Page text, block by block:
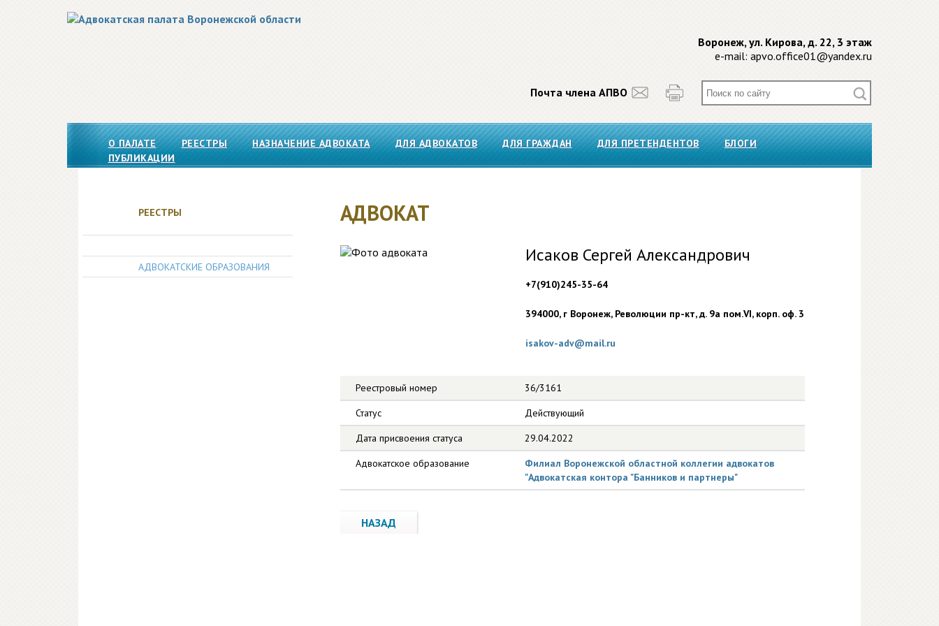
Воронеж, ул. Кирова, д. 22, 3 этаж
e-mail: apvo.office01@yandex.ru
Почта члена АПВО
О ПАЛАТЕ РЕЕСТРЫ НАЗНАЧЕНИЕ АДВОКАТА ДЛЯ АДВОКАТОВ ДЛЯ ГРАЖДАН ДЛЯ ПРЕТЕНДЕНТОВ
БЛОГИ
ПУБЛИКАЦИИ
РЕЕСТРЫ
АДВОКАТСКИЕ ОБРАЗОВАНИЯ
АДВОКАТ
Исаков Сергей Александрович
+7(910)245-35-64
394000, г Воронеж, Революции пр-кт, д. 9а пом.VI, корп. оф. 3
isakov-adv@mail.ru
Реестровый номер
36/3161
Статус
Действующий
Дата присвоения статуса
29.04.2022
Адвокатское образование
Филиал Воронежской областной коллегии адвокатов
"Адвокатская контора "Банников и партнеры"
НАЗАД